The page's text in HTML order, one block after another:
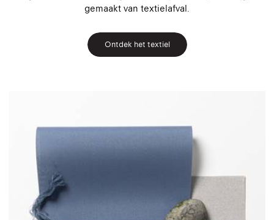
gemaakt van textielafval.
Ontdek het textiel